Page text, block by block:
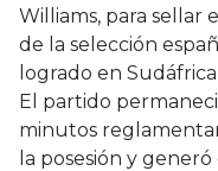
Williams, para sellar
de la selección
logrado en Sudáfrica
El partido
minutos
la posesión y